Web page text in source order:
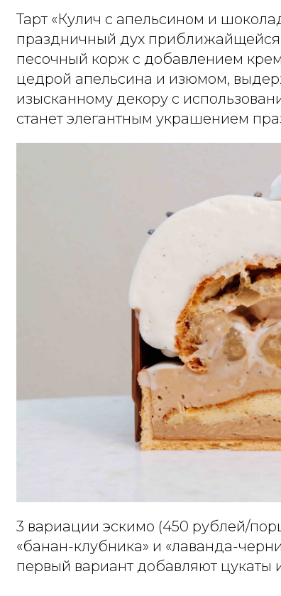
Тарт «Кулич с апельсином и
праздничный дух
песочный корж с добавлением
цедрой апельсина и изюмом,
изысканному декору с
станет элегантным украшением
3 вариации эскимо (450 рублей/
«банан-клубника» и «лаванда-
первый вариант добавляют цукаты